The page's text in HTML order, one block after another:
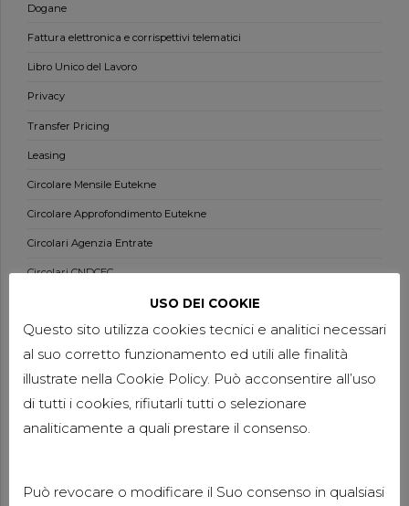
Dogane
Fattura elettronica e corrispettivi telematici
Libro Unico del Lavoro
Privacy
Transfer Pricing
Leasing
Circolare Mensile Eutekne
Circolare Approfondimento Eutekne
Circolari Agenzia Entrate
Circolari CNDCEC
Quaderni ODCEC Milano
Passaggi generazionali
USO DEI COOKIE
Questo sito utilizza cookies tecnici e analitici necessari
al suo corretto funzionamento ed utili alle finalità
illustrate nella Cookie Policy. Può acconsentire all’uso
di tutti i cookies, rifiutarli tutti o selezionare
analiticamente a quali prestare il consenso.
Può revocare o modificare il Suo consenso in qualsiasi